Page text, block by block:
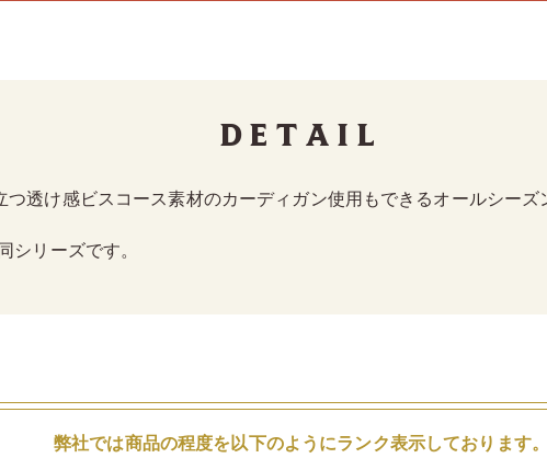
Detail
つ透け感ビスコース素材のカーディガン使用もできるオールシー
シリーズです。
弊社では商品の程度を以下のようにランク表示しております。